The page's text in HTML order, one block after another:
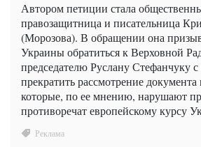
Автором петиции стала
правозащитница и писательница
(Морозова). В обращении она
Украины обратиться к Верховной
председателю Руслану Стефанчуку с
прекратить рассмотрение документа
которые, по ее мнению, нарушают
противоречат европейскому курсу